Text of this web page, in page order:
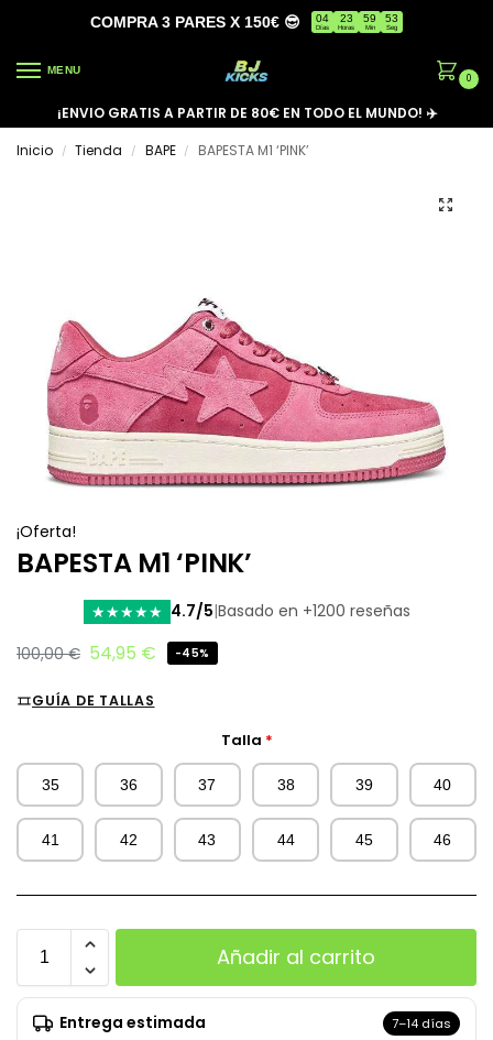
COMPRA 3 PARES X 150€ 😎 04
Días
23
Horas
59
Min
53
Seg
MENU
0
¡ENVIO GRATIS A PARTIR DE 80€ EN TODO EL MUNDO! ✈️
Inicio
/ Tienda / BAPE / BAPESTA M1 ‘PINK’
¡Oferta!
BAPESTA M1 ‘PINK’
★★★★★ 4.7/5|Basado en +1200 reseñas
100,00€ 54,95 € -45%
GUÍA DE TALLAS
Talla *
35 36 37 38 39 40
41 42 43 44 45 46
Añadir al carrito
Entrega estimada 7–14 días